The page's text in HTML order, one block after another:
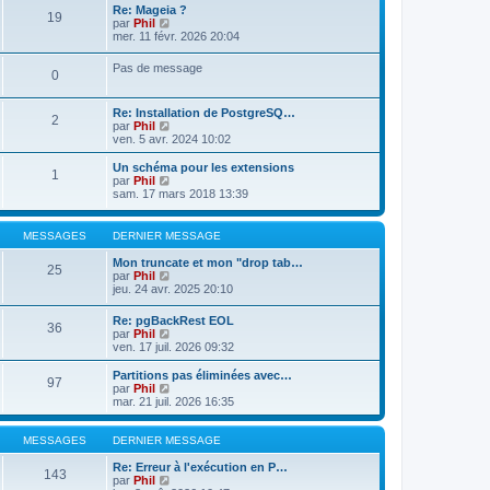
m
s
g
d
r
e
m
e
s
a
g
19
Re: Mageia ?
par Phil
o
l
d
e
n
i
e
m
s
s
g
e
mer. 11 févr. 2026 20:04
0 Pas de message
2
Re: Installation de PostgreSQ…
par Phil
o
i
r
e
e
r
n
e
r
m
e
s
a
g
e
ven. 5 avr. 2024 10:02
1
Un schéma pour les extensions
par Phil
o
r
l
d
e
r
n
i
e
m
e
s
a
g
e
sam. 17 mars 2018 13:39
MESSAGES DERNIER MESSAGE
25
Mon truncate et mon "drop tab…
par Phil
o
r
l
e
d
e
r
e
r
m
e
s
jeu. 24 avr. 2025 20:10
36
Re: pgBackRest EOL
par Phil
o
i
r
l
e
e
r
n
ven. 17 juil. 2026 09:32
97
Partitions pas éliminées avec…
par Phil
o
i
r
l
e
d
mar. 21 juil. 2026 16:35
MESSAGES DERNIER MESSAGE
143
Re: Erreur à l'exécution en P…
par Phil